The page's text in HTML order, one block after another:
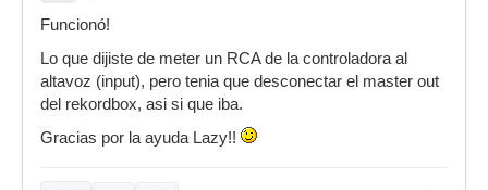
Funcionó!
Lo que dijiste de meter un RCA de la controladora al
altavoz (input), pero tenia que desconectar el master out
del rekordbox, asi si que iba.
Gracias por la ayuda Lazy!!